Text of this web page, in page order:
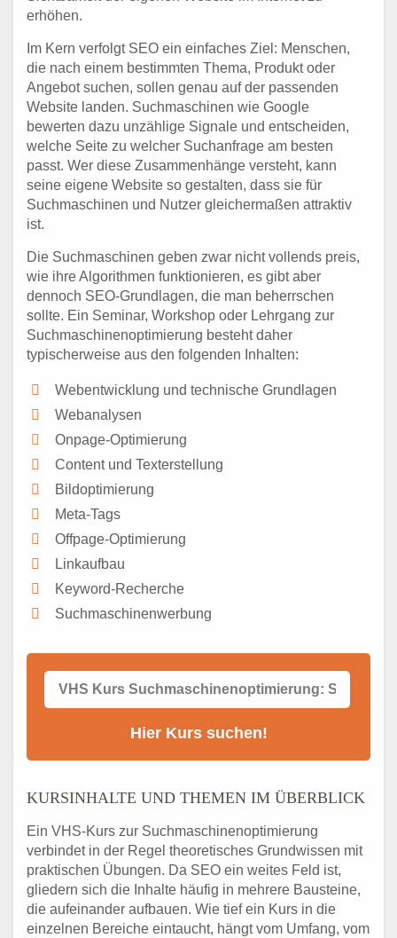
erhöhen.
Im Kern verfolgt SEO ein einfaches Ziel: Menschen,
die nach einem bestimmten Thema, Produkt oder
Angebot suchen, sollen genau auf der passenden
Website landen. Suchmaschinen wie Google
bewerten dazu unzählige Signale und entscheiden,
welche Seite zu welcher Suchanfrage am besten
passt. Wer diese Zusammenhänge versteht, kann
seine eigene Website so gestalten, dass sie für
Suchmaschinen und Nutzer gleichermaßen attraktiv
ist.
Die Suchmaschinen geben zwar nicht vollends preis,
wie ihre Algorithmen funktionieren, es gibt aber
dennoch SEO-Grundlagen, die man beherrschen
sollte. Ein Seminar, Workshop oder Lehrgang zur
Suchmaschinenoptimierung besteht daher
typischerweise aus den folgenden Inhalten:
Webentwicklung und technische Grundlagen
Webanalysen
Onpage-Optimierung
Content und Texterstellung
Bildoptimierung
Meta-Tags
Offpage-Optimierung
Linkaufbau
Keyword-Recherche
Suchmaschinenwerbung
KURSINHALTE UND THEMEN IM ÜBERBLICK
Ein VHS-Kurs zur Suchmaschinenoptimierung
verbindet in der Regel theoretisches Grundwissen mit
praktischen Übungen. Da SEO ein weites Feld ist,
gliedern sich die Inhalte häufig in mehrere Bausteine,
die aufeinander aufbauen. Wie tief ein Kurs in die
einzelnen Bereiche eintaucht, hängt vom Umfang, vom